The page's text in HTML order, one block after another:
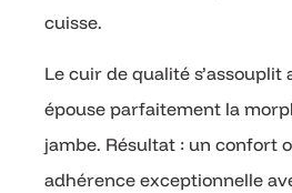
cuisse.
Le cuir de qualité s’assouplit
épouse parfaitement la
jambe. Résultat : un confort
adhérence exceptionnelle